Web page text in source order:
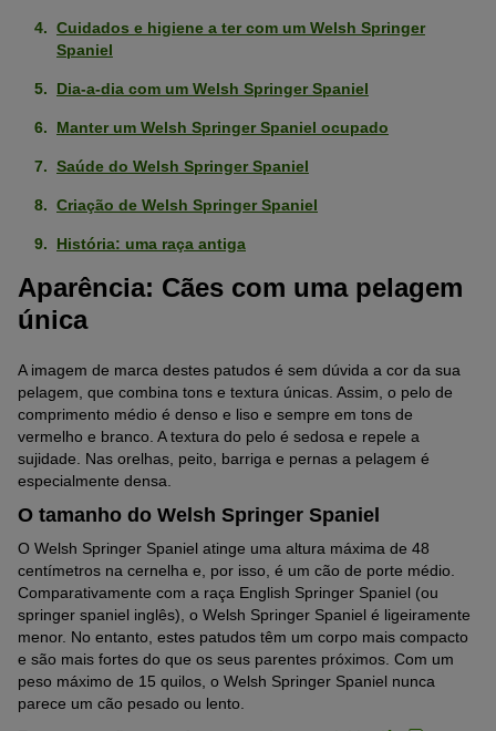
Cuidados e higiene a ter com um Welsh Springer
Spaniel
Dia-a-dia com um Welsh Springer Spaniel
Manter um Welsh Springer Spaniel ocupado
Saúde do Welsh Springer Spaniel
Criação de Welsh Springer Spaniel
História: uma raça antiga
Aparência: Cães com uma pelagem
única
A imagem de marca destes patudos é sem dúvida a cor da sua
pelagem, que combina tons e textura únicas. Assim, o pelo de
comprimento médio é denso e liso e sempre em tons de
vermelho e branco. A textura do pelo é sedosa e repele a
sujidade. Nas orelhas, peito, barriga e pernas a pelagem é
especialmente densa.
O tamanho do Welsh Springer Spaniel
O Welsh Springer Spaniel atinge uma altura máxima de 48
centímetros na cernelha e, por isso, é um cão de porte médio.
Comparativamente com a raça English Springer Spaniel (ou
springer spaniel inglês), o Welsh Springer Spaniel é ligeiramente
menor. No entanto, estes patudos têm um corpo mais compacto
e são mais fortes do que os seus parentes próximos. Com um
peso máximo de 15 quilos, o Welsh Springer Spaniel nunca
parece um cão pesado ou lento.